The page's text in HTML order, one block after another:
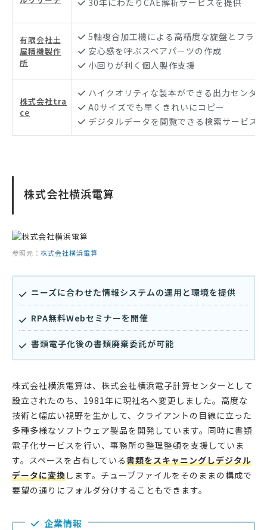
30年にわたりCAE解析サービスを提供
有限会社土
屋精機製作
所
5軸複合加工機による高精度な旋盤とフライ
安心感を呼ぶスペアパーツの作成
小回りが利く個人製作支援
株式会社tra
ce
ハイクオリティな製本ができる出力センター
A0サイズでも早くきれいにコピー
デジタルデータを閲覧できる検索サービス
株式会社横浜電算
参照元： 株式会社横浜電算
ニーズに合わせた情報システムの運用と環境を提供
RPA無料Webセミナーを開催
書類電子化後の書類廃棄委託が可能
株式会社横浜電算は、株式会社横浜電子計算センターとして
設立されたのち、1981年に現社名へ変更しました。高度な
技術と幅広い視野を生かして、クライアントの目線に立った
多種多様なソフトウェア製品を開発しています。同時に書類
電子化サービスを行い、事務所の整理整頓を支援していま
す。スペースを占有している書類をスキャニングしデジタル
データに変換します。チューブファイルをそのままの構成で
要望の通りにフォルダ分けすることもできます。
企業情報